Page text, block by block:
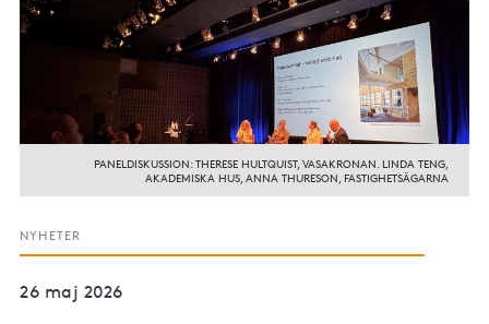
PANELDISKUSSION: THERESE HULTQUIST, VASAKRONAN. LINDA TENG,
AKADEMISKA HUS, ANNA THURESON, FASTIGHETSÄGARNA
NYHETER
26 maj 2026